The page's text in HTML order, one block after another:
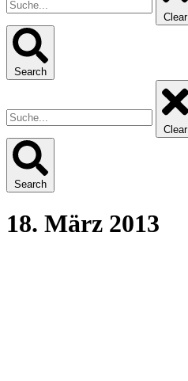
Clear
Search
Clear
Search
18. März 2013